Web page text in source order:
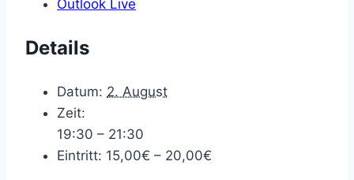
Outlook Live
Details
Datum: 2. August
Zeit:
19:30 – 21:30
Eintritt: 15,00€ – 20,00€